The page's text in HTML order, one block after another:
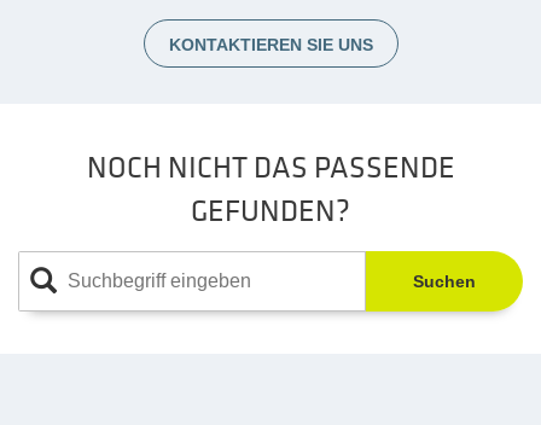
KONTAKTIEREN SIE UNS
NOCH NICHT DAS PASSENDE
GEFUNDEN?
Suchen